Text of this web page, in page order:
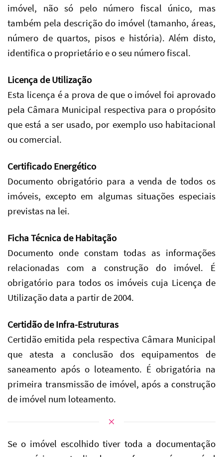
imóvel, não só pelo número fiscal único, mas
também pela descrição do imóvel (tamanho, áreas,
número de quartos, pisos e história). Além disto,
identifica o proprietário e o seu número fiscal.
Licença de Utilização
Esta licença é a prova de que o imóvel foi aprovado
pela Câmara Municipal respectiva para o propósito
que está a ser usado, por exemplo uso habitacional
ou comercial.
Certificado Energético
Documento obrigatório para a venda de todos os
imóveis, excepto em algumas situações especiais
previstas na lei.
Ficha Técnica de Habitação
Documento onde constam todas as informações
relacionadas com a construção do imóvel. É
obrigatório para todos os imóveis cuja Licença de
Utilização data a partir de 2004.
Certidão de Infra-Estruturas
Certidão emitida pela respectiva Câmara Municipal
que atesta a conclusão dos equipamentos de
saneamento após o loteamento. É obrigatória na
primeira transmissão de imóvel, após a construção
de imóvel num loteamento.
Se o imóvel escolhido tiver toda a documentação